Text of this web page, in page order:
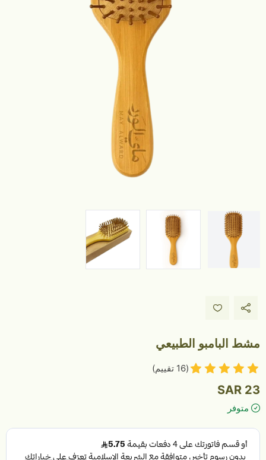
مشط البامبو الطبيعي
(16 تقييم)
23 SAR
متوفر